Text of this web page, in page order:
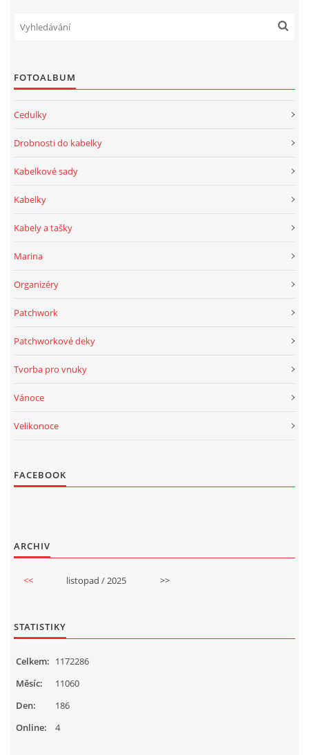
FOTOALBUM
Cedulky
Drobnosti do kabelky
Kabelkové sady
Kabelky
Kabely a tašky
Marina
Organizéry
Patchwork
Patchworkové deky
Tvorba pro vnuky
Vánoce
Velikonoce
FACEBOOK
ARCHIV
<< listopad / 2025 >>
STATISTIKY
Online: 4
Celkem: 1172286
Měsíc:
11060
Den:
186